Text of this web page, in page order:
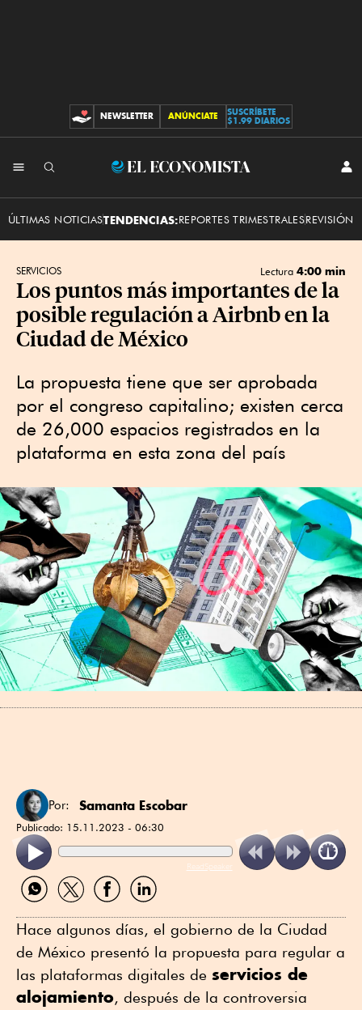
CONTRIBUCIONES
NEWSLETTER ANÚNCIATE
SUSCRÍBETE
$1.99 DIARIOS
El
ÚLTIMAS NOTICIASTENDENCIAS:REPORTES TRIMESTRALESREVISIÓN
SERVICIOS Lectura 4:00 min
Los puntos más importantes de la
posible regulación a Airbnb en la
Ciudad de México
La propuesta tiene que ser aprobada
por el congreso capitalino; existen cerca
de 26,000 espacios registrados en la
plataforma en esta zona del país
Por: Samanta Escobar
Publicado: 15.11.2023 - 06:30
ReadSpeaker
Compartir
por
Compartir
por
Compartir
por
Compartir
por
Hace algunos días, el gobierno de la Ciudad
de México presentó la propuesta para regular a
las plataformas digitales de servicios de
alojamiento, después de la controversia